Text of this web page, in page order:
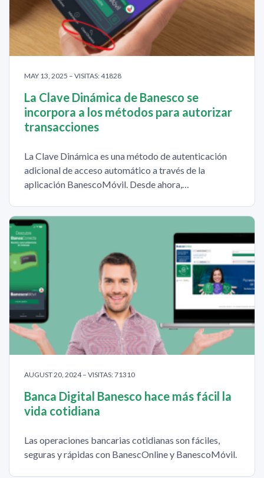
MAY 13, 2025 – VISITAS: 41828
La Clave Dinámica de Banesco se
incorpora a los métodos para autorizar
transacciones
La Clave Dinámica es una método de autenticación
adicional de acceso automático a través de la
aplicación BanescoMóvil. Desde ahora,…
AUGUST 20, 2024 – VISITAS: 71310
Banca Digital Banesco hace más fácil la
vida cotidiana
Las operaciones bancarias cotidianas son fáciles,
seguras y rápidas con BanescOnline y BanescoMóvil.